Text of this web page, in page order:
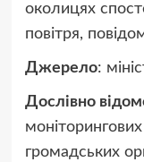
околицях
повітря,
Джерело:
Дослівно
громадських